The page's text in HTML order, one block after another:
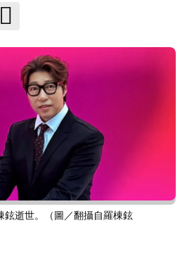
鉉逝世。（圖／翻攝自羅棟鉉